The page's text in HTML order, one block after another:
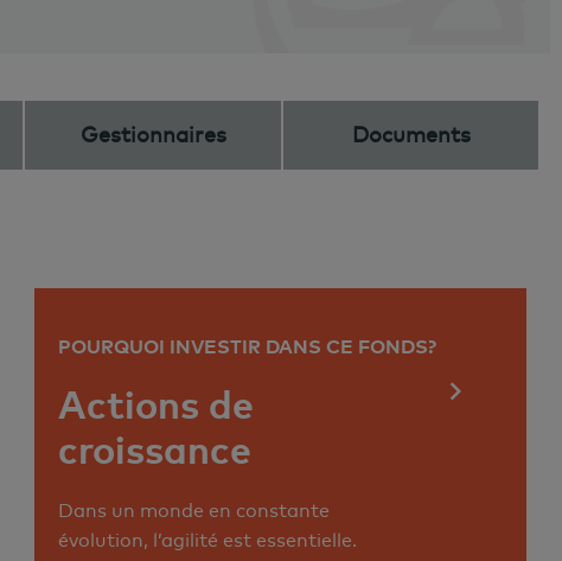
Gestionnaires Documents
POURQUOI INVESTIR DANS CE FONDS?
Actions de
croissance
Dans un monde en constante
évolution, l’agilité est essentielle.